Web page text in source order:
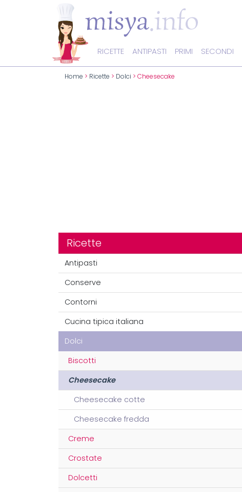
RICETTE ANTIPASTI PRIMI SECONDI
Home > Ricette > Dolci > Cheesecake
Ricette
Antipasti
Conserve
Contorni
Cucina tipica italiana
Dolci
Biscotti
Cheesecake
Cheesecake cotte
Cheesecake fredda
Creme
Crostate
Dolcetti